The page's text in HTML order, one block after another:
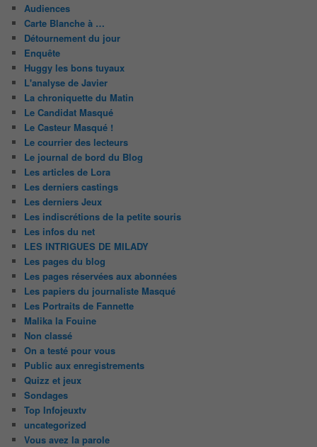
Audiences
Carte Blanche à …
Détournement du jour
Enquête
Huggy les bons tuyaux
L'analyse de Javier
La chroniquette du Matin
Le Candidat Masqué
Le Casteur Masqué !
Le courrier des lecteurs
Le journal de bord du Blog
Les articles de Lora
Les derniers castings
Les derniers Jeux
Les indiscrétions de la petite souris
Les infos du net
LES INTRIGUES DE MILADY
Les pages du blog
Les pages réservées aux abonnées
Les papiers du journaliste Masqué
Les Portraits de Fannette
Malika la Fouine
Non classé
On a testé pour vous
Public aux enregistrements
Quizz et jeux
Sondages
Top Infojeuxtv
uncategorized
Vous avez la parole